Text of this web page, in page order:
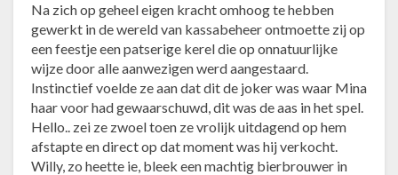
Na zich op geheel eigen kracht omhoog te hebben
gewerkt in de wereld van kassabeheer ontmoette zij op
een feestje een patserige kerel die op onnatuurlijke
wijze door alle aanwezigen werd aangestaard.
Instinctief voelde ze aan dat dit de joker was waar Mina
haar voor had gewaarschuwd, dit was de aas in het spel.
Hello.. zei ze zwoel toen ze vrolijk uitdagend op hem
afstapte en direct op dat moment was hij verkocht.
Willy, zo heette ie, bleek een machtig bierbrouwer in